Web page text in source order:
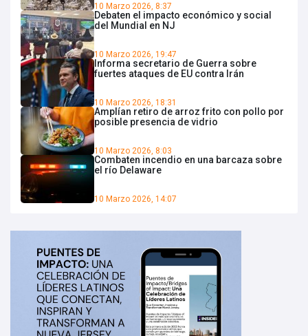
10 Marzo 2026, 8:37
Debaten el impacto económico y social
del Mundial en NJ
10 Marzo 2026, 19:47
Informa secretario de Guerra sobre
fuertes ataques de EU contra Irán
10 Marzo 2026, 18:31
Amplían retiro de arroz frito con pollo por
posible presencia de vidrio
10 Marzo 2026, 8:03
Combaten incendio en una barcaza sobre
el río Delaware
10 Marzo 2026, 14:07